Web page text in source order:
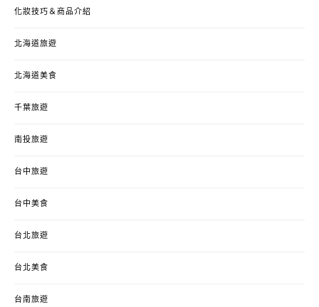
化妝技巧＆商品介紹
北海道旅遊
北海道美食
千葉旅遊
南投旅遊
台中旅遊
台中美食
台北旅遊
台北美食
台南旅遊